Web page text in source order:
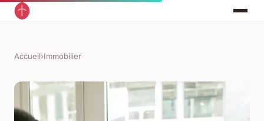
Accueil›Immobilier